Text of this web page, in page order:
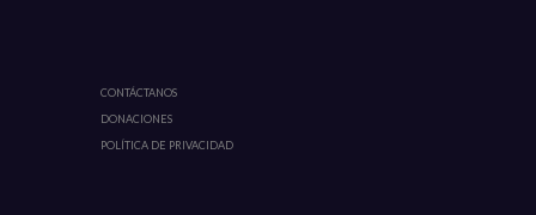
CONTÁCTANOS
DONACIONES
POLÍTICA DE PRIVACIDAD